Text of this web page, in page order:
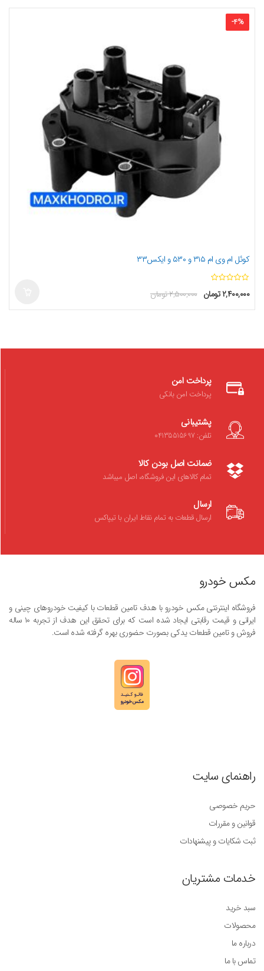
-4%
کوئل ام وی ام ۳۱۵ و ۵۳۰ و ایکس۳۳
۲,۵۰۰,۰۰۰تومان ۲,۴۰۰,۰۰۰تومان
پرداخت امن
پرداخت امن بانکی
پشتیبانی
تلفن: 04135515697
ضمانت اصل بودن کالا
تمام کالاهای این فروشگاه، اصل میباشد
ارسال
ارسال قطعات به تمام نقاط ایران با تیپاکس
مکس خودرو
فروشگاه اینترنتی مکس خودرو با هدف تامین قطعات با کیفیت خودروهای چینی و
ایرانی و قیمت رقابتی ایجاد شده است که برای تحقق این هدف از تجربه ۱۰ ساله
فروش و تامین قطعات یدکی بصورت حضوری بهره گرفته شده است.
راهنمای سایت
حریم خصوصی
قوانین و مقررات
ثبت شکایات و پیشنهادات
خدمات مشتریان
سبد خرید
محصولات
درباره ما
تماس با ما